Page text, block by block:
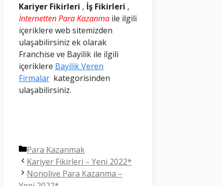
Kariyer Fikirleri , İş Fikirleri ,
İnternetten Para Kazanma ile ilgili
içeriklere web sitemizden
ulaşabilirsiniz ek olarak
Franchise ve Bayilik ile ilgili
içeriklere Bayilik Veren
Firmalar kategorisinden
ulaşabilirsiniz.
Kategoriler
Para Kazanmak
Kariyer Fikirleri – Yeni 2022*
Nonolive Para Kazanma –